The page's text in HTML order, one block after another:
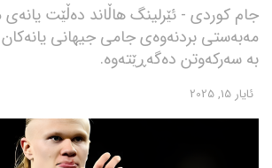
جام کوردی - ئێرلینگ هاڵاند دەڵێت
مەبەستی بردنەوەی جامی جیهانی
به سەرکەوتن دەگەڕێتەوه.
ئایار 15, 2025